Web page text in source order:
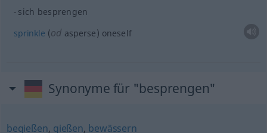
sich besprengen
sprinkle (od asperse) oneself
Synonyme für "besprengen"
begießen, gießen, bewässern